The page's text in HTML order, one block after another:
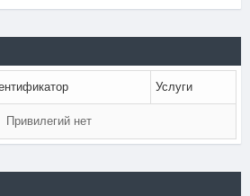
Услуги
Привилегий нет